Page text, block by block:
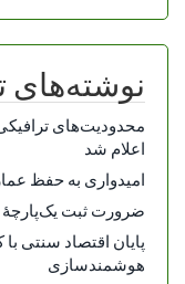
نوشته‌های
محدودیت‌های
اعلام شد
امیدواری به حفظ
ضرورت ثبت
پایان اقتصاد سنتی
هوشمندسازی